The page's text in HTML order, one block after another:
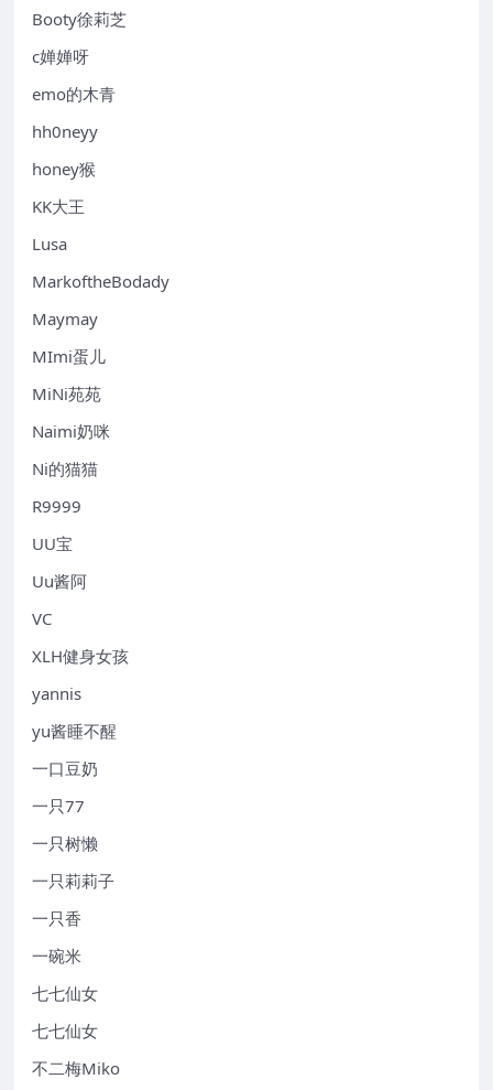
Booty徐莉芝
c婵婵呀
emo的木青
hh0neyy
honey猴
KK大王
Lusa
MarkoftheBodady
Maymay
MImi蛋儿
MiNi苑苑
Naimi奶咪
Ni的猫猫
R9999
UU宝
Uu酱阿
VC
XLH健身女孩
yannis
yu酱睡不醒
一口豆奶
一只77
一只树懒
一只莉莉子
一只香
一碗米
七七仙女
七七仙女
不二梅Miko